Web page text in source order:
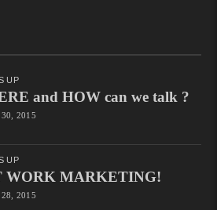
UP
and HOW can we talk ?
2015
UP
WORK MARKETING!
2015